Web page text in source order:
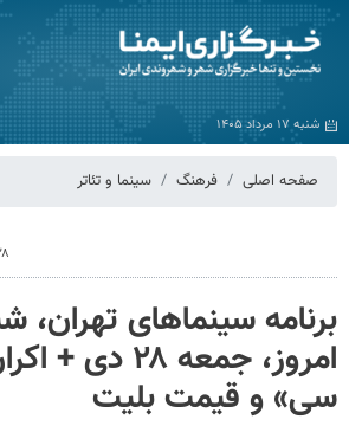
شنبه ۱۷ مرداد ۱۴۰۵
صفحه اصلی فرهنگ سینما و تئاتر
۲۸ دی
برنامه سینماهای تهران،
امروز، جمعه ۲۸
سی» و قیمت بلیت